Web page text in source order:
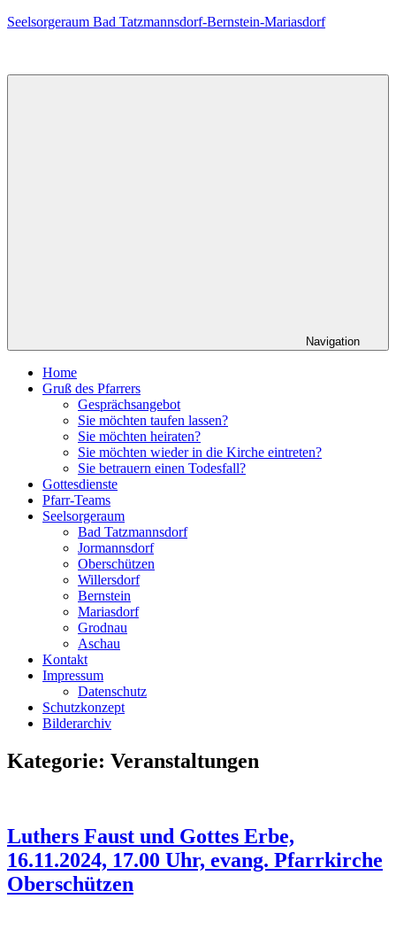
Zum
Seelsorgeraum Bad Tatzmannsdorf-Bernstein-Mariasdorf
Navigation
Home
Gruß des Pfarrers
Gesprächsangebot
Sie möchten taufen lassen?
Sie möchten heiraten?
Sie möchten wieder in die Kirche eintreten?
Sie betrauern einen Todesfall?
Gottesdienste
Pfarr-Teams
Seelsorgeraum
Bad Tatzmannsdorf
Jormannsdorf
Oberschützen
Willersdorf
Bernstein
Mariasdorf
Grodnau
Aschau
Kontakt
Impressum
Datenschutz
Schutzkonzept
Bilderarchiv
Kategorie: Veranstaltungen
Luthers Faust und Gottes Erbe,
16.11.2024, 17.00 Uhr, evang. Pfarrkirche
Oberschützen